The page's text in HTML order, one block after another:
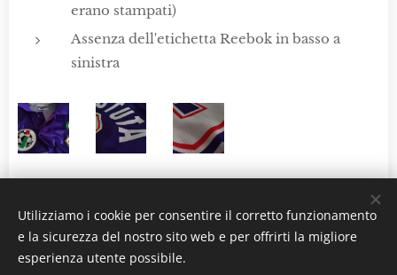
erano stampati)
Assenza dell'etichetta Reebok in basso a
sinistra
La maglia biancorossa , 70126 - Bari Mail:
Utilizziamo i cookie per consentire il corretto funzionamento
e la sicurezza del nostro sito web e per offrirti la migliore
esperienza utente possibile.